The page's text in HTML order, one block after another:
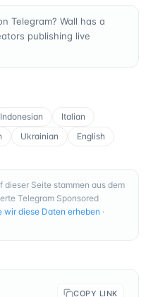
Telegram? Wall has a
publishing live
Indonesian
Italian
Ukrainian English
dieser Seite stammen aus dem
Telegram Sponsored
wir diese Daten erheben ·
COPY LINK